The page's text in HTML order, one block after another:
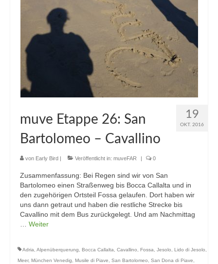
19
OKT. 2016
muve Etappe 26: San
Bartolomeo – Cavallino
von Early Bird Veröffentlicht in: muveFAR 0
Zusammenfassung: Bei Regen sind wir von San
Bartolomeo einen Straßenweg bis Bocca Callalta und in
den zugehörigen Ortsteil Fossa gelaufen. Dort haben wir
uns dann getraut und haben die restliche Strecke bis
Cavallino mit dem Bus zurückgelegt. Und am Nachmittag
… Weiter
Adria, Alpenüberquerung, Bocca Callalta, Cavallino, Fossa, Jesolo, Lido di Jesolo,
Meer, München Venedig, Musile di Piave, San Bartolomeo, San Dona di Piave,